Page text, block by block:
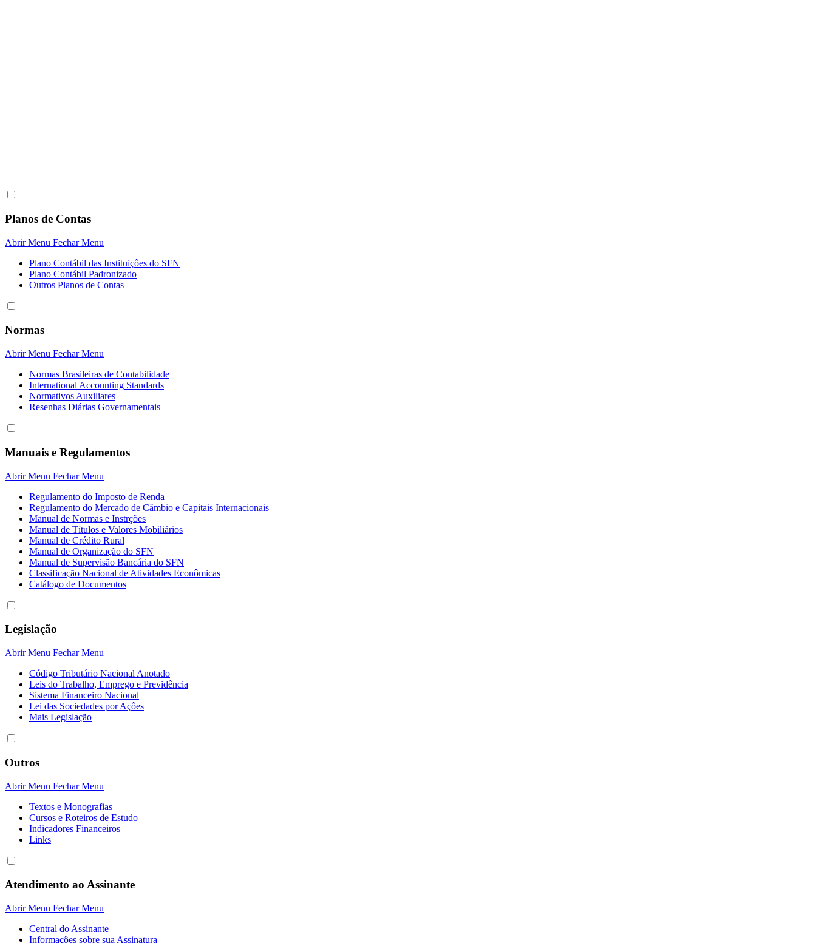
Planos de Contas
Abrir Menu Fechar Menu
Plano Contábil das Instituiçôes do SFN
Plano Contábil Padronizado
Outros Planos de Contas
Normas
Abrir Menu Fechar Menu
Normas Brasileiras de Contabilidade
International Accounting Standards
Normativos Auxiliares
Resenhas Diárias Governamentais
Manuais e Regulamentos
Abrir Menu Fechar Menu
Regulamento do Imposto de Renda
Regulamento do Mercado de Câmbio e Capitais Internacionais
Manual de Normas e Instrções
Manual de Títulos e Valores Mobiliários
Manual de Crédito Rural
Manual de Organização do SFN
Manual de Supervisão Bancária do SFN
Classificação Nacional de Atividades Econômicas
Catálogo de Documentos
Legislação
Abrir Menu Fechar Menu
Código Tributário Nacional Anotado
Leis do Trabalho, Emprego e Previdência
Sistema Financeiro Nacional
Lei das Sociedades por Açôes
Mais Legislação
Outros
Abrir Menu Fechar Menu
Textos e Monografias
Cursos e Roteiros de Estudo
Indicadores Financeiros
Links
Atendimento ao Assinante
Abrir Menu Fechar Menu
Central do Assinante
Informaçôes sobre sua Assinatura